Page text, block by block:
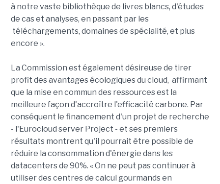
à notre vaste bibliothèque de livres blancs, d'études
de cas et analyses, en passant par les
téléchargements, domaines de spécialité, et plus
encore ».
La Commission est également désireuse de tirer
profit des avantages écologiques du cloud, affirmant
que la mise en commun des ressources est la
meilleure façon d'accroître l'efficacité carbone. Par
conséquent le financement d'un projet de recherche
- l'Eurocloud server Project - et ses premiers
résultats montrent qu'il pourrait être possible de
réduire la consommation d'énergie dans les
datacenters de 90%. « On ne peut pas continuer à
utiliser des centres de calcul gourmands en